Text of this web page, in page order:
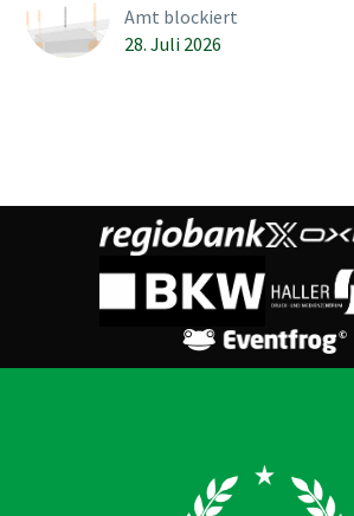
Amt blockiert
28. Juli 2026